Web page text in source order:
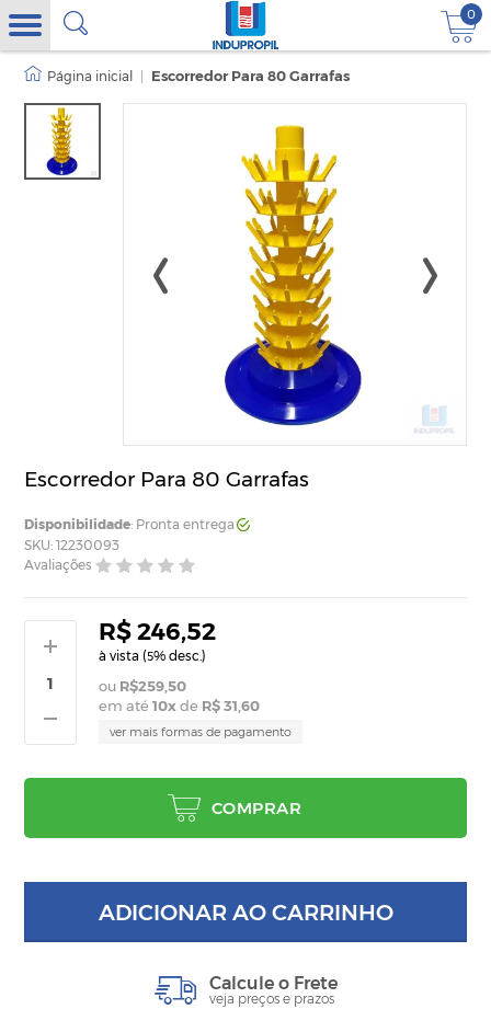
0
Escorredor Para 80 Garrafas
Escorredor Para 80 Garrafas
Disponibilidade: Pronta entrega
SKU: 12230093
Avaliações
R$ 246,52
à vista (5% desc.)
R$259,50
em até10x de R$ 31,60
ver mais formas de pagamento
COMPRAR
ADICIONAR AO CARRINHO
Calcule o Frete
veja preços e prazos